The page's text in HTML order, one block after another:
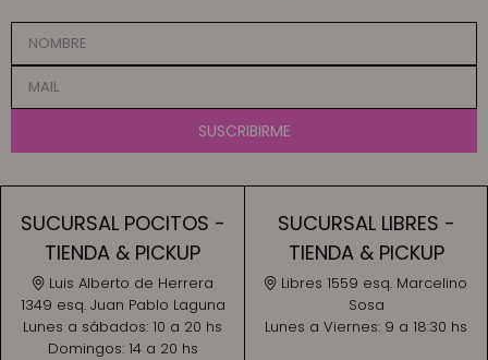
SUSCRIBIRME
SUCURSAL POCITOS -
TIENDA & PICKUP
Luis Alberto de Herrera
1349 esq. Juan Pablo Laguna
Lunes a sábados: 10 a 20 hs
Domingos: 14 a 20 hs
SUCURSAL LIBRES -
TIENDA & PICKUP
Libres 1559 esq. Marcelino
Sosa
Lunes a Viernes: 9 a 18:30 hs